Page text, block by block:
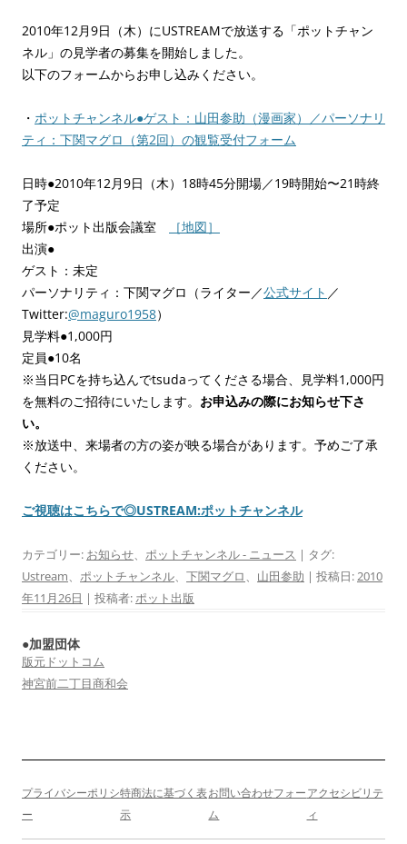
2010年12月9日（木）にUSTREAMで放送する「ポットチャン
ネル」の見学者の募集を開始しました。
以下のフォームからお申し込みください。
・ ポットチャンネル●ゲスト：山田参助（漫画家）／パーソナリ
ティ：下関マグロ（第2回）の観覧受付フォーム
日時●2010年12月9日（木）18時45分開場／19時開始〜21時終
了予定
場所●ポット出版会議室
［地図］
出演●
ゲスト：未定
パーソナリティ：下関マグロ（ライター／公式サイト ／
Twitter:@maguro1958）
見学料●1,000円
定員●10名
※当日PCを持ち込んでtsudaってくださる場合、見学料1,000円
を無料のご招待にいたします。 お申込みの際にお知らせ下さ
い。
※放送中、来場者の方の姿が映る場合があります。予めご了承
ください。
ご視聴はこちらで◎USTREAM:ポットチャンネル
カテゴリー: お知らせ、 ポットチャンネル - ニュース | タグ:
Ustream、 ポットチャンネル、 下関マグロ、 山田参助 | 投稿日:2010
年11月26日 | 投稿者:ポット出版
●加盟団体
版元ドットコム
神宮前二丁目商和会
プライバシーポリシ
ー
特商法に基づく表
示
お問い合わせフォー
ム
アクセシビリテ
ィ